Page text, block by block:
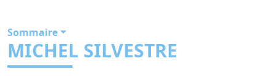
Sommaire
MICHEL SILVESTRE